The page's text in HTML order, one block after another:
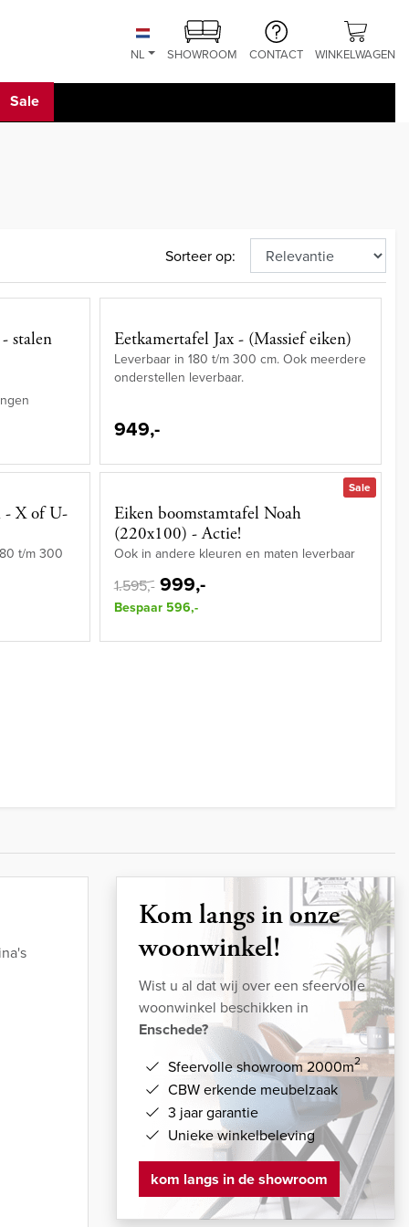
NL SHOWROOM CONTACT WINKELWAGEN
Sale
Sorteer op:
stalen Eetkamertafel Jax - (Massief eiken)
Leverbaar in 180 t/m 300 cm. Ook meerdere
onderstellen leverbaar.
949,-
- X of U-
t/m 300
Sale
Eiken boomstamtafel Noah
(220x100) - Actie!
Ook in andere kleuren en maten leverbaar
1.595,- 999,-
Bespaar 596,-
Kom langs in onze
woonwinkel!
Wist u al dat wij over een sfeervolle
woonwinkel beschikken in
Enschede?
Sfeervolle showroom 2000m2
CBW erkende meubelzaak
3 jaar garantie
Unieke winkelbeleving
kom langs in de showroom